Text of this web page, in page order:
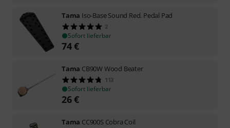
Tama Iso-Base Sound Red. Pedal Pad
2
Sofort lieferbar
74€
Tama CB90W Wood Beater
113
Sofort lieferbar
26€
Tama CC900S Cobra Coil